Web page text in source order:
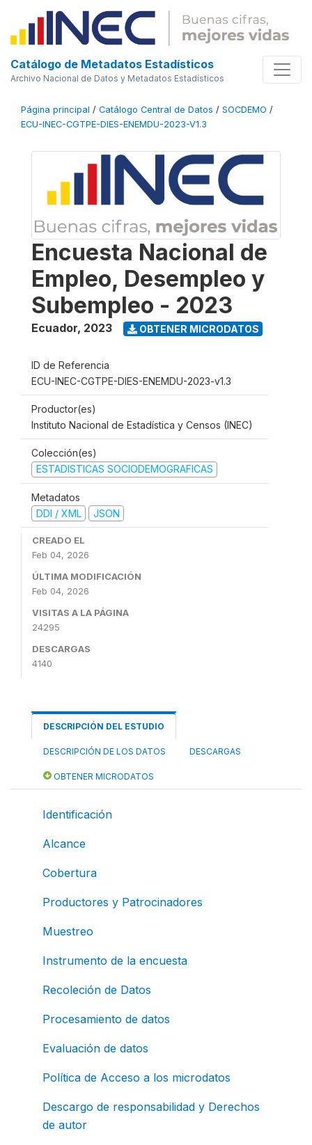
Catálogo de Metadatos Estadísticos
Archivo Nacional de Datos y Metadatos Estadísticos
Página principal / Catálogo Central de Datos / SOCDEMO /
ECU-INEC-CGTPE-DIES-ENEMDU-2023-V1.3
Encuesta Nacional de
Empleo, Desempleo y
Subempleo - 2023
Ecuador, 2023 OBTENER MICRODATOS
ID de Referencia
ECU-INEC-CGTPE-DIES-ENEMDU-2023-v1.3
Productor(es)
Instituto Nacional de Estadística y Censos (INEC)
Colección(es)
ESTADISTICAS SOCIODEMOGRAFICAS
Metadatos
DDI / XML
JSON
CREADO EL
Feb 04, 2026
ÚLTIMA MODIFICACIÓN
Feb 04, 2026
VISITAS A LA PÁGINA
24295
DESCARGAS
4140
DESCRIPCIÓN DEL ESTUDIO
DESCRIPCIÓN DE LOS DATOS DESCARGAS
OBTENER MICRODATOS
Identificación
Alcance
Cobertura
Productores y Patrocinadores
Muestreo
Instrumento de la encuesta
Recoleción de Datos
Procesamiento de datos
Evaluación de datos
Política de Acceso a los microdatos
Descargo de responsabilidad y Derechos
de autor